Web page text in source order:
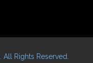
. All Rights Reserved.